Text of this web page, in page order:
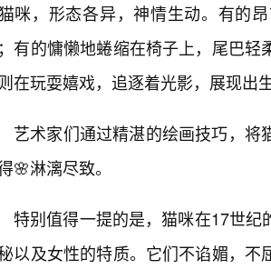
咪，形态各异，神情生动。有的
有的慵懒地蜷缩在椅子上，尾巴
在玩耍嬉戏，追逐着光影，展现出
艺术家们通过精湛的绘画技巧，
🌸淋漓尽致。
特别值得一提的是，猫咪在17世
以及女性的特质。它们不谄媚，